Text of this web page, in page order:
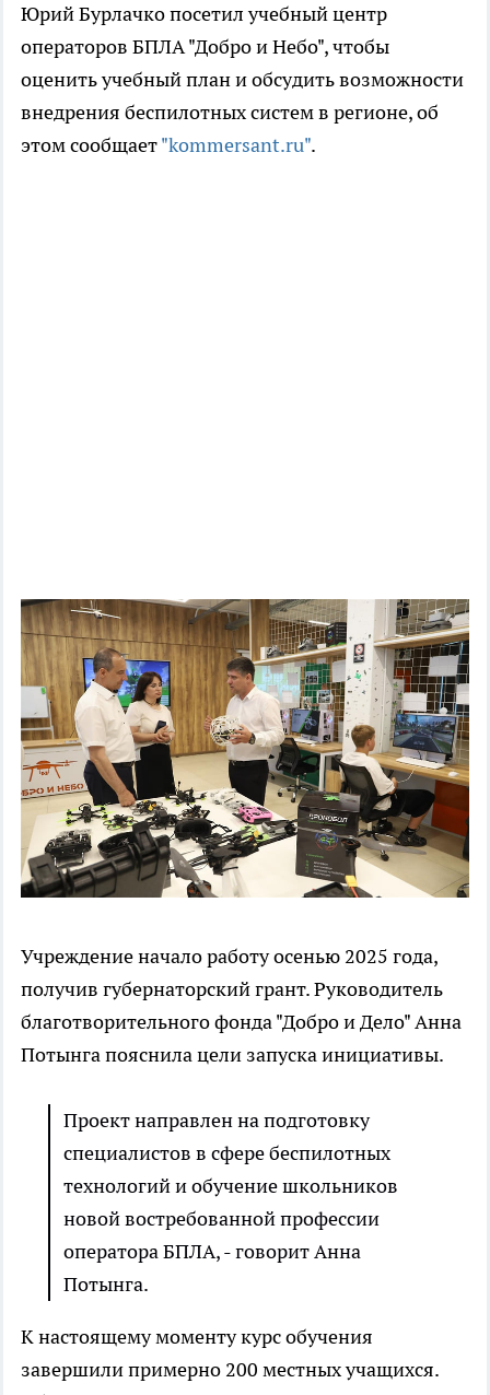
Юрий Бурлачко посетил учебный центр
операторов БПЛА "Добро и Небо", чтобы
оценить учебный план и обсудить возможности
внедрения беспилотных систем в регионе, об
этом сообщает"kommersant.ru".
Учреждение начало работу осенью 2025 года,
получив губернаторский грант. Руководитель
благотворительного фонда "Добро и Дело" Анна
Потынга пояснила цели запуска инициативы.
Проект направлен на подготовку
специалистов в сфере беспилотных
технологий и обучение школьников
новой востребованной профессии
оператора БПЛА, - говорит Анна
Потынга.
К настоящему моменту курс обучения
завершили примерно 200 местных учащихся.